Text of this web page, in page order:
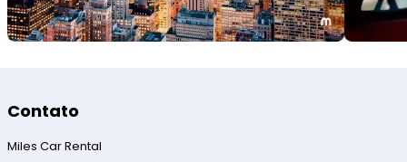
Contato
Miles Car Rental